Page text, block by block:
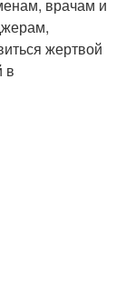
врачам и
жертвой
в